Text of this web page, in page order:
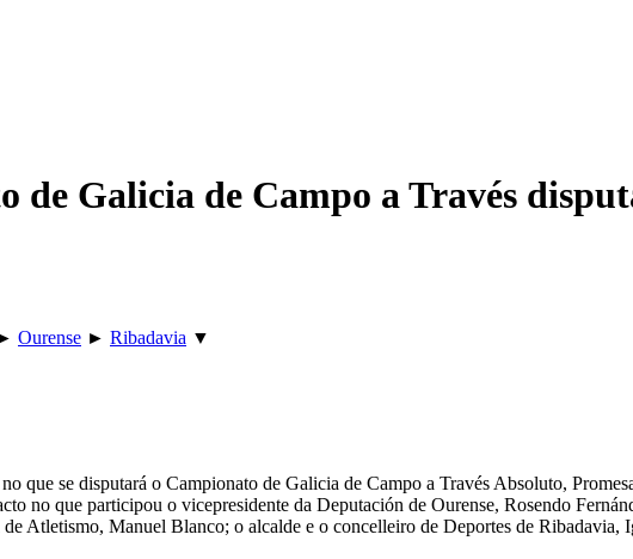
Galicia de Campo a Través
Ourense ► Ribadavia ▼
que se disputará o Campionato de Galicia de Campo a Través Absoluto,
no que participou o vicepresidente da Deputación de Ourense, Rosendo
Atletismo, Manuel Blanco; o alcalde e o concelleiro de Deportes de Ribadavia,